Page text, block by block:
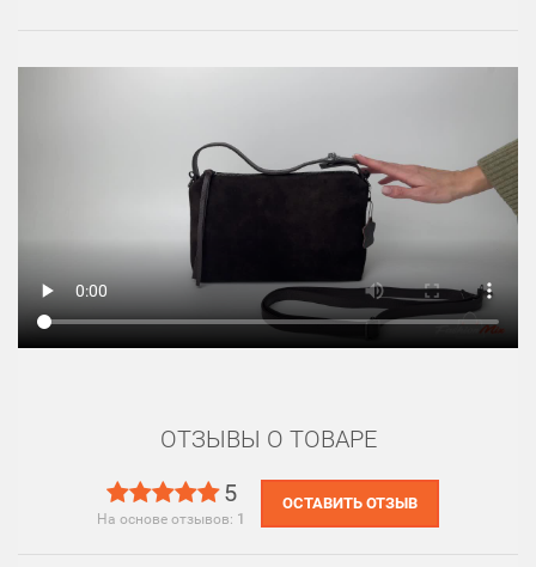
ОТЗЫВЫ О ТОВАРЕ
5
На основе отзывов: 1
ОСТАВИТЬ ОТЗЫВ